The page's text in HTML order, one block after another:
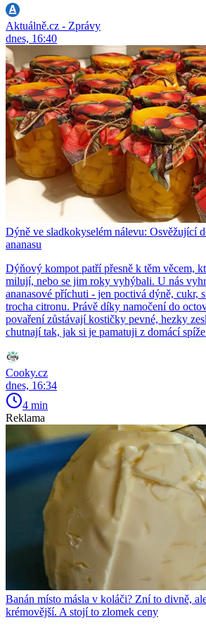
Aktuálně.cz - Zprávy
dnes, 16:40
Dýně ve sladkokyselém nálevu: Osvěžující
ananasu
Dýňový kompot patří přesně k těm věcem,
milují, nebo se jim roky vyhýbali. U nás
ananasové příchuti - jen poctivá dýně, cukr,
trocha citronu. Právě díky namočení do
povaření zůstávají kostičky pevné, hezky
chutnají tak, jak si je pamatuji z domácí
Cooky.cz
dnes, 16:34
4 min
Reklama
Banán místo másla v koláči? Zní to divně,
krémovější. A stojí to zlomek ceny